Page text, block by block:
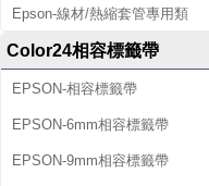
Epson-線材/熱縮套管專用類
Color24相容標籤帶
EPSON-相容標籤帶
EPSON-6mm相容標籤帶
EPSON-9mm相容標籤帶